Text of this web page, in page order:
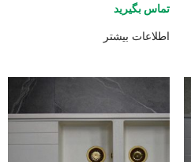
تماس بگیرید
اطلاعات بیشتر